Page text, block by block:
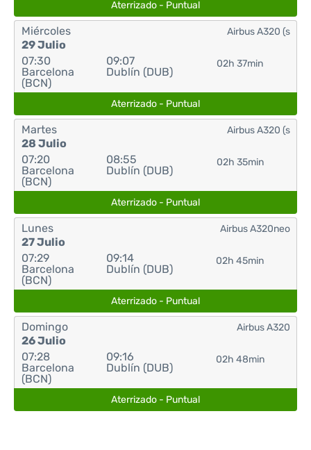
Aterrizado - Puntual
Miércoles
29 Julio
07:30
Barcelona
(BCN)
09:07
Dublín (DUB)
02h 37min
Airbus A320 (s
Aterrizado - Puntual
Martes
28 Julio
07:20
Barcelona
(BCN)
08:55
Dublín (DUB)
02h 35min
Airbus A320 (s
Aterrizado - Puntual
Lunes
27 Julio
07:29
Barcelona
(BCN)
09:14
Dublín (DUB)
02h 45min
Airbus A320neo
Aterrizado - Puntual
Domingo
26 Julio
07:28
Barcelona
(BCN)
09:16
Dublín (DUB)
02h 48min
Airbus A320
Aterrizado - Puntual